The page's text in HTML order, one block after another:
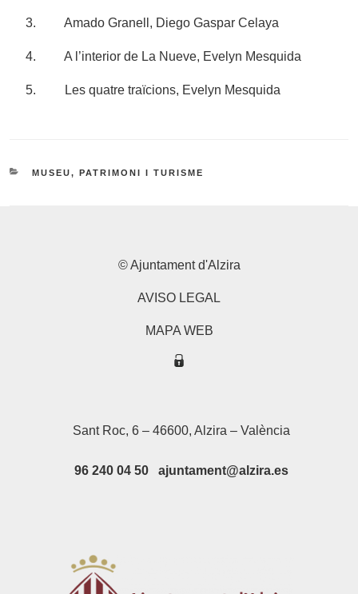
3. Amado Granell, Diego Gaspar Celaya
4. A l’interior de La Nueve, Evelyn Mesquida
5. Les quatre traïcions, Evelyn Mesquida
CATEGORIES
MUSEU, PATRIMONI I TURISME
© Ajuntament d'Alzira
AVISO LEGAL
MAPA WEB
Sant Roc, 6 – 46600, Alzira – València
96 240 04 50 ajuntament@alzira.es